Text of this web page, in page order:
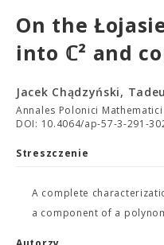
On the
into ℂ² and
Jacek Chądzyński,
Annales Polonici
DOI: 10.4064/ap-57-3-291-
Streszczenie
A complete
a component of a